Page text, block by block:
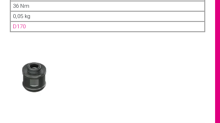
36 Nm
0,05 kg
D170